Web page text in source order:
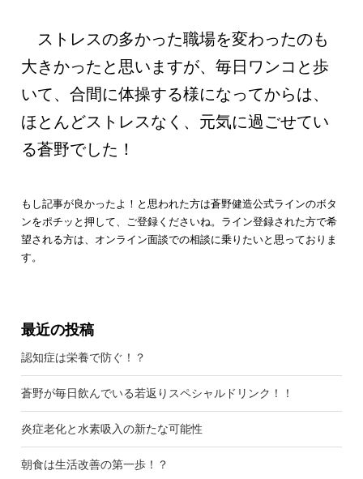
ストレスの多かった職場を変わったのも
大きかったと思いますが、毎日ワンコと歩
いて、合間に体操する様になってからは、
ほとんどストレスなく、元気に過ごせてい
る蒼野でした！
もし記事が良かったよ！と思われた方は蒼野健造公式ラインのボタ
ンをポチッと押して、ご登録くださいね。ライン登録された方で希
望される方は、オンライン面談での相談に乗りたいと思っておりま
す。
最近の投稿
認知症は栄養で防ぐ！？
蒼野が毎日飲んでいる若返りスペシャルドリンク！！
炎症老化と水素吸入の新たな可能性
朝食は生活改善の第一歩！？